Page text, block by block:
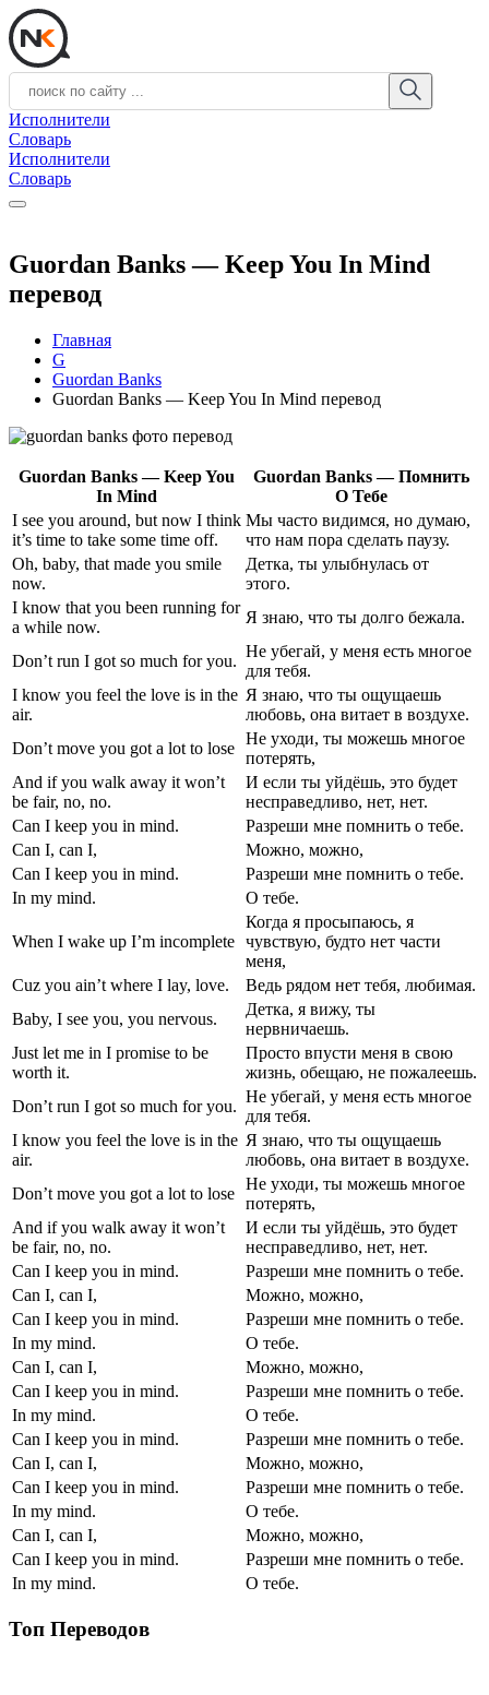
Исполнители
Словарь
Исполнители
Словарь
Guordan Banks — Keep You In Mind
перевод
Главная
G
Guordan Banks
Guordan Banks — Keep You In Mind перевод
Guordan Banks — Keep You
In Mind
Guordan Banks — Помнить
О Тебе
I see you around, but now I think
it’s time to take some time off.
Мы часто видимся, но думаю,
что нам пора сделать паузу.
Oh, baby, that made you smile
now.
Детка, ты улыбнулась от
этого.
I know that you been running for
a while now.
Я знаю, что ты долго бежала.
Don’t run I got so much for you.
Не убегай, у меня есть многое
для тебя.
I know you feel the love is in the
air.
Я знаю, что ты ощущаешь
любовь, она витает в воздухе.
Don’t move you got a lot to lose
Не уходи, ты можешь многое
потерять,
And if you walk away it won’t
be fair, no, no.
И если ты уйдёшь, это будет
несправедливо, нет, нет.
Can I keep you in mind.
Разреши мне помнить о тебе.
Can I, can I,
Можно, можно,
Can I keep you in mind.
Разреши мне помнить о тебе.
In my mind.
О тебе.
When I wake up I’m incomplete
Когда я просыпаюсь, я
чувствую, будто нет части
меня,
Cuz you ain’t where I lay, love.
Ведь рядом нет тебя, любимая.
Baby, I see you, you nervous.
Детка, я вижу, ты
нервничаешь.
Just let me in I promise to be
worth it.
Просто впусти меня в свою
жизнь, обещаю, не пожалеешь.
Don’t run I got so much for you.
Не убегай, у меня есть многое
для тебя.
I know you feel the love is in the
air.
Я знаю, что ты ощущаешь
любовь, она витает в воздухе.
Don’t move you got a lot to lose
Не уходи, ты можешь многое
потерять,
And if you walk away it won’t
be fair, no, no.
И если ты уйдёшь, это будет
несправедливо, нет, нет.
Can I keep you in mind.
Разреши мне помнить о тебе.
Can I, can I,
Можно, можно,
Can I keep you in mind.
Разреши мне помнить о тебе.
In my mind.
О тебе.
Can I, can I,
Можно, можно,
Can I keep you in mind.
Разреши мне помнить о тебе.
In my mind.
О тебе.
Can I keep you in mind.
Разреши мне помнить о тебе.
Can I, can I,
Можно, можно,
Can I keep you in mind.
Разреши мне помнить о тебе.
In my mind.
О тебе.
Can I, can I,
Можно, можно,
Can I keep you in mind.
Разреши мне помнить о тебе.
In my mind.
О тебе.
Топ Переводов